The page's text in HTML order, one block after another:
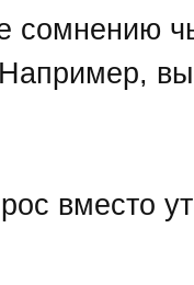
сомнению
Например,
вместо